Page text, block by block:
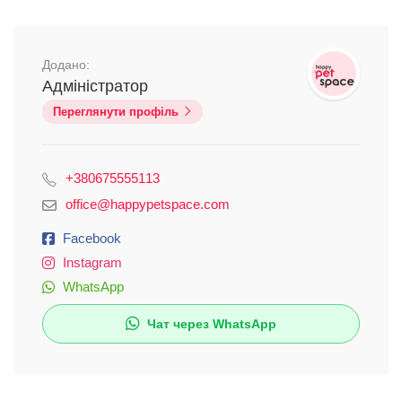
Додано:
Адміністратор
Переглянути профіль
+380675555113
office@happypetspace.com
Facebook
Instagram
WhatsApp
Чат через WhatsApp